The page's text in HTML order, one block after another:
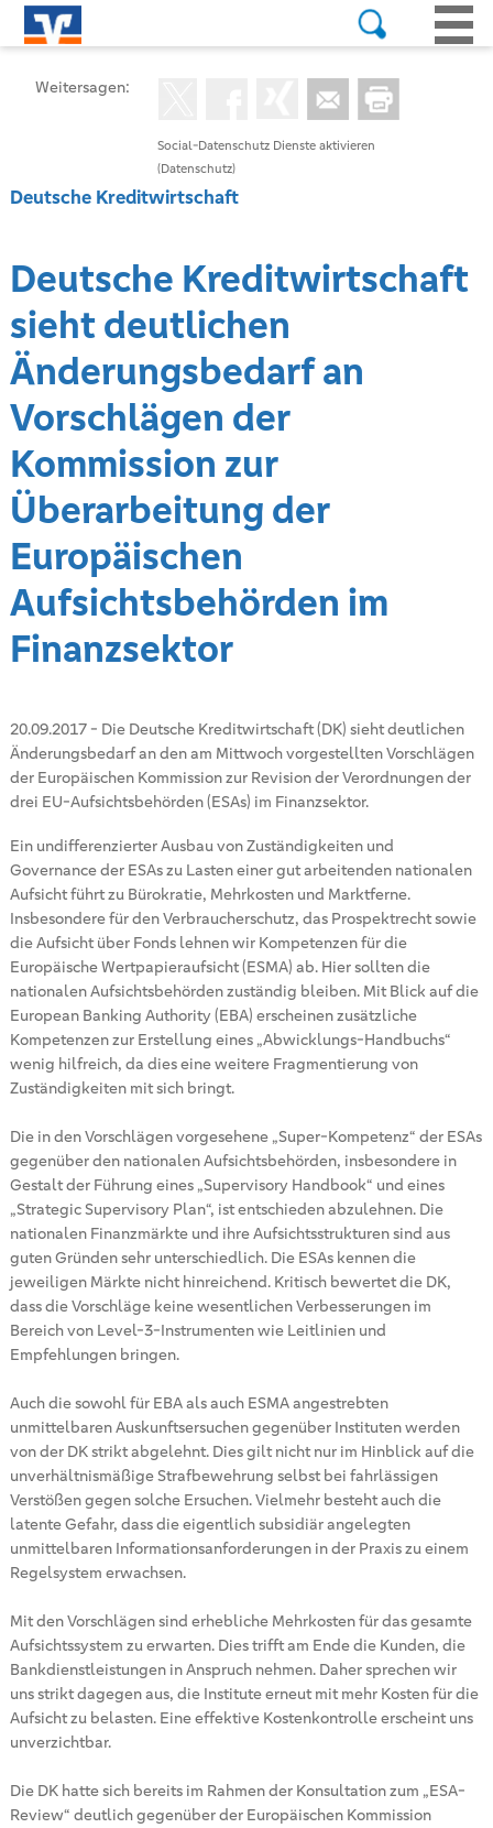
Social-Datenschutz Dienste aktivieren
(Datenschutz)
Weitersagen:
Deutsche Kreditwirtschaft
Deutsche Kreditwirtschaft
sieht deutlichen
Änderungsbedarf an
Vorschlägen der
Kommission zur
Überarbeitung der
Europäischen
Aufsichtsbehörden im
Finanzsektor
20.09.2017- Die Deutsche Kreditwirtschaft (DK) sieht deutlichen
Änderungsbedarf an den am Mittwoch vorgestellten Vorschlägen
der Europäischen Kommission zur Revision der Verordnungen der
drei EU-Aufsichtsbehörden (ESAs) im Finanzsektor.
Ein undifferenzierter Ausbau von Zuständigkeiten und
Governance der ESAs zu Lasten einer gut arbeitenden nationalen
Aufsicht führt zu Bürokratie, Mehrkosten und Marktferne.
Insbesondere für den Verbraucherschutz, das Prospektrecht sowie
die Aufsicht über Fonds lehnen wir Kompetenzen für die
Europäische Wertpapieraufsicht (ESMA) ab. Hier sollten die
nationalen Aufsichtsbehörden zuständig bleiben. Mit Blick auf die
European Banking Authority (EBA) erscheinen zusätzliche
Kompetenzen zur Erstellung eines „Abwicklungs-Handbuchs“
wenig hilfreich, da dies eine weitere Fragmentierung von
Zuständigkeiten mit sich bringt.
Die in den Vorschlägen vorgesehene „Super-Kompetenz“ der ESAs
gegenüber den nationalen Aufsichtsbehörden, insbesondere in
Gestalt der Führung eines „Supervisory Handbook“ und eines
„Strategic Supervisory Plan“, ist entschieden abzulehnen. Die
nationalen Finanzmärkte und ihre Aufsichtsstrukturen sind aus
guten Gründen sehr unterschiedlich. Die ESAs kennen die
jeweiligen Märkte nicht hinreichend. Kritisch bewertet die DK,
dass die Vorschläge keine wesentlichen Verbesserungen im
Bereich von Level-3-Instrumenten wie Leitlinien und
Empfehlungen bringen.
Auch die sowohl für EBA als auch ESMA angestrebten
unmittelbaren Auskunftsersuchen gegenüber Instituten werden
von der DK strikt abgelehnt. Dies gilt nicht nur im Hinblick auf die
unverhältnismäßige Strafbewehrung selbst bei fahrlässigen
Verstößen gegen solche Ersuchen. Vielmehr besteht auch die
latente Gefahr, dass die eigentlich subsidiär angelegten
unmittelbaren Informationsanforderungen in der Praxis zu einem
Regelsystem erwachsen.
Mit den Vorschlägen sind erhebliche Mehrkosten für das gesamte
Aufsichtssystem zu erwarten. Dies trifft am Ende die Kunden, die
Bankdienstleistungen in Anspruch nehmen. Daher sprechen wir
uns strikt dagegen aus, die Institute erneut mit mehr Kosten für die
Aufsicht zu belasten. Eine effektive Kostenkontrolle erscheint uns
unverzichtbar.
Die DK hatte sich bereits im Rahmen der Konsultation zum „ESA-
Review“ deutlich gegenüber der Europäischen Kommission